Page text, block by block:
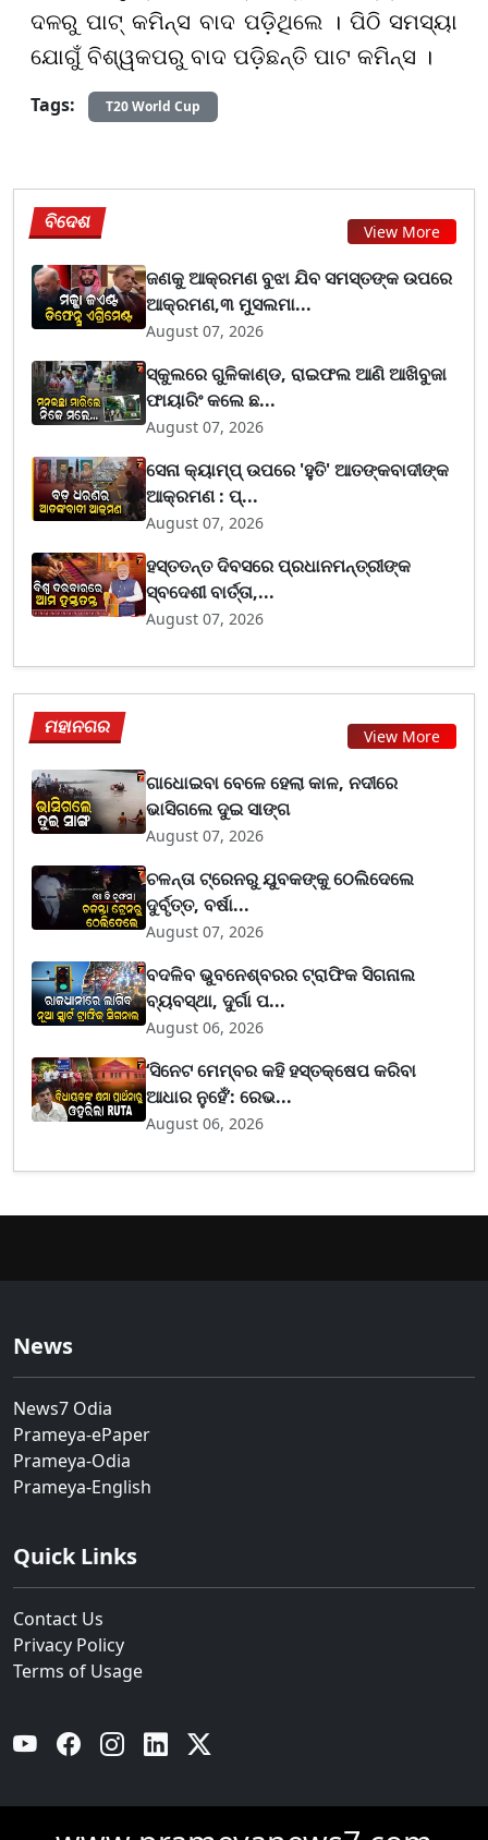
ଦଳରୁ ପାଟ୍ କମିନ୍ସ ବାଦ ପଡ଼ିଥିଲେ । ପିଠି ସମସ୍ୟା
ଯୋଗୁଁ ବିଶ୍ୱକପରୁ ବାଦ ପଡ଼ିଛନ୍ତି ପାଟ କମିନ୍ସ ।
Tags:
T20 World Cup
ବିଦେଶ View More
ଜଣକୁ ଆକ୍ରମଣ ବୁଝା ଯିବ ସମସ୍ତଙ୍କ ଉପରେ
ଆକ୍ରମଣ,୩ ମୁସଲମା...
August 07, 2026
ସ୍କୁଲରେ ଗୁଳିକାଣ୍ଡ, ରାଇଫଲ ଆଣି ଆଖିବୁଜା
ଫାୟାରିଂ କଲେ ଛ...
August 07, 2026
ସେନା କ୍ୟାମ୍ପ୍ ଉପରେ 'ହୁତି' ଆତଙ୍କବାଦୀଙ୍କ
ଆକ୍ରମଣ : ପ୍...
August 07, 2026
ହସ୍ତତନ୍ତ ଦିବସରେ ପ୍ରଧାନମନ୍ତ୍ରୀଙ୍କ
ସ୍ବଦେଶୀ ବାର୍ତ୍ତା,...
August 07, 2026
ମହାନଗର View More
ଗାଧୋଇବା ବେଳେ ହେଲା କାଳ, ନଦୀରେ
ଭାସିଗଲେ ଦୁଇ ସାଙ୍ଗ
August 07, 2026
ଚଳନ୍ତା ଟ୍ରେନରୁ ଯୁବକଙ୍କୁ ଠେଲିଦେଲେ
ଦୁର୍ବୃତ୍ତ, ବର୍ଷା...
August 07, 2026
ବଦଳିବ ଭୁବନେଶ୍ବରର ଟ୍ରାଫିକ ସିଗନାଲ
ବ୍ୟବସ୍ଥା, ଦୁର୍ଗା ପ...
August 06, 2026
‘ସିନେଟ ମେମ୍ବର କହି ହସ୍ତକ୍ଷେପ କରିବା
ଆଧାର ନୁହେଁ’: ରେଭ...
August 06, 2026
News
News7 Odia
Prameya-ePaper
Prameya-Odia
Prameya-English
Quick Links
Contact Us
Privacy Policy
Terms of Usage
YouTube Facebook Instagram Linkedin